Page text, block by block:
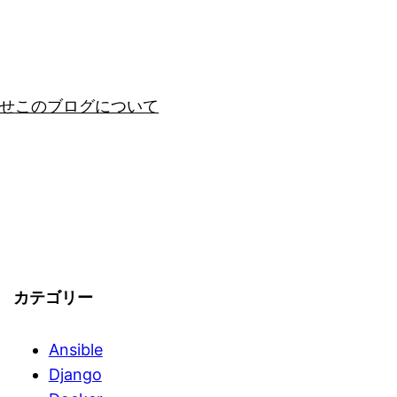
このブログについて
カテゴリー
Ansible
Django